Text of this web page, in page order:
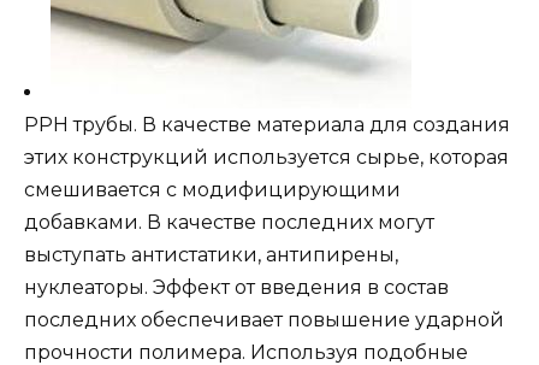
PPH трубы. В качестве материала для создания
этих конструкций используется сырье, которая
смешивается с модифицирующими
добавками. В качестве последних могут
выступать антистатики, антипирены,
нуклеаторы. Эффект от введения в состав
последних обеспечивает повышение ударной
прочности полимера. Используя подобные